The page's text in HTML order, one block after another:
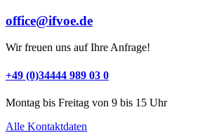
office@ifvoe.de
Wir freuen uns auf Ihre Anfrage!
+49 (0)34444 989 03 0
Montag bis Freitag von 9 bis 15 Uhr
Alle Kontaktdaten